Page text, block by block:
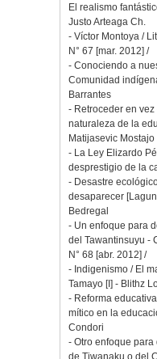
El realismo
Justo Arteaga Ch.
- Víctor Montoya /
N° 67 [mar. 2012] /
- Conociendo a
Comunidad
Barrantes
- Retroceder en
naturaleza de la
Matijasevic Mostajo
- La Ley Elizardo
desprestigio de la
- Desastre
desaparecer
Bedregal
- Un enfoque para
del Tawantinsuyu -
N° 68 [abr. 2012] /
- Indigenismo / El
Tamayo [I] - Blithz
- Reforma
mítico en la
Condori
- Otro enfoque
de Tiwanaku o del